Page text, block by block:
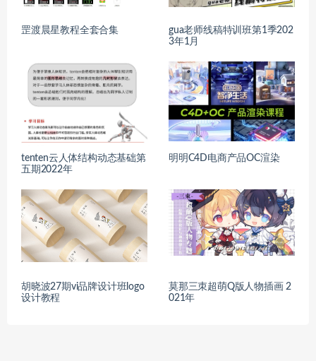
罡渡晨星教程全套合集
gua老师线稿特训班第1季202
3年1月
tenten云人体结构动态基础第
五期2022年
明明C4D电商产品OC渲染
胡晓波27期vi品牌设计班logo
设计教程
莫那三朿超萌Q版人物插画 2
021年